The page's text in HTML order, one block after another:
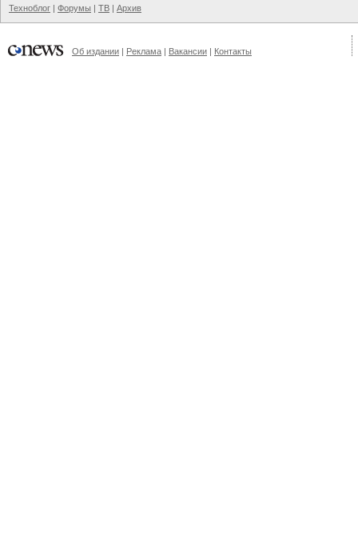
Техноблог | Форумы | ТВ | Архив
Об издании | Реклама | Вакансии | Контакты